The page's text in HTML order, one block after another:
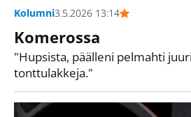
Kolumni3.5.2026 13:14
Komerossa
"Hupsista, päälleni pelmahti
tonttulakkeja."